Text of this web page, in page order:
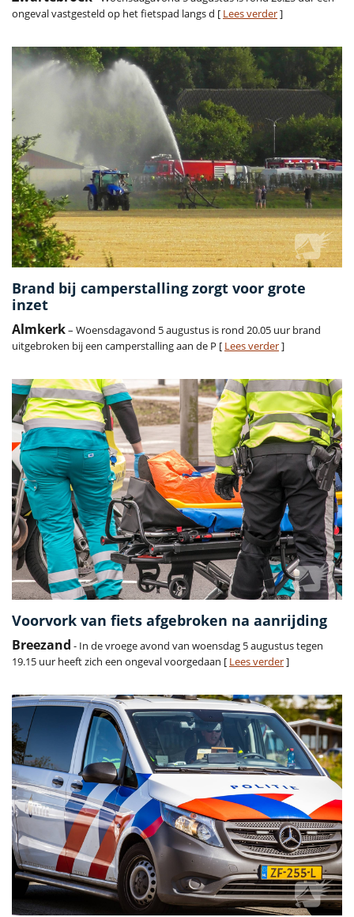
ongeval vastgesteld op het fietspad langs d [ Lees verder]
Brand bij camperstalling zorgt voor grote
inzet
Almkerk– Woensdagavond 5 augustus is rond 20.05 uur brand
uitgebroken bij een camperstalling aan de P [ Lees verder]
Voorvork van fiets afgebroken na aanrijding
Breezand - In de vroege avond van woensdag 5 augustus tegen
19.15 uur heeft zich een ongeval voorgedaan [ Lees verder]